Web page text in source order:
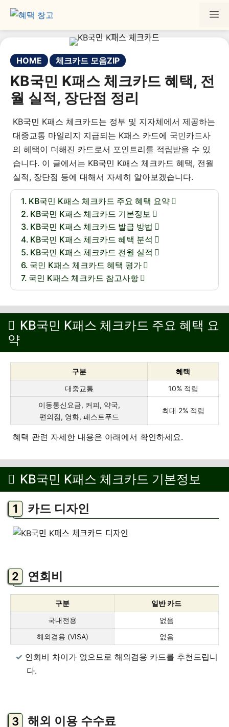
HOME 체크카드 모음ZIP
KB국민 K패스 체크카드 혜택, 전
월 실적, 장단점 정리
KB국민 K패스 체크카드는 정부 및 지자체에서 제공하는
대중교통 마일리지 지급되는 K패스 카드에 국민카드사
의 혜택이 더해진 카드로서 포인트리를 적립받을 수 있
습니다. 이 글에서는 KB국민 K패스 체크카드 혜택, 전월
실적, 장단점 등에 대해서 자세히 알아보겠습니다.
KB국민 K패스 체크카드 주요 혜택 요약
KB국민 K패스 체크카드 기본정보
KB국민 K패스 체크카드 발급 방법
KB국민 K패스 체크카드 혜택 분석
KB국민 K패스 체크카드 전월 실적
국민 K패스 체크카드 혜택 평가
국민 K패스 체크카드 참고사항
KB국민 K패스 체크카드 주요 혜택 요
약
구분
혜택
대중교통
10% 적립
이동통신요금, 커피, 약국,
편의점, 영화, 패스트푸드
최대 2% 적립
혜택 관련 자세한 내용은 아래에서 확인하세요.
KB국민 K패스 체크카드 기본정보
카드 디자인
연회비
구분
일반 카드
국내전용
없음
해외겸용 (VISA)
없음
연회비 차이가 없으므로 해외겸용 카드를 추천드립니
다.
해외 이용 수수료